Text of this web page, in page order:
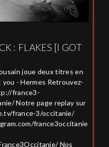
: FLAKES [I GOT
joue deux titres en
- Hermes Retrouvez-
france3-
Notre page replay sur
france-3/occitanie/
france3occitanie
Nos